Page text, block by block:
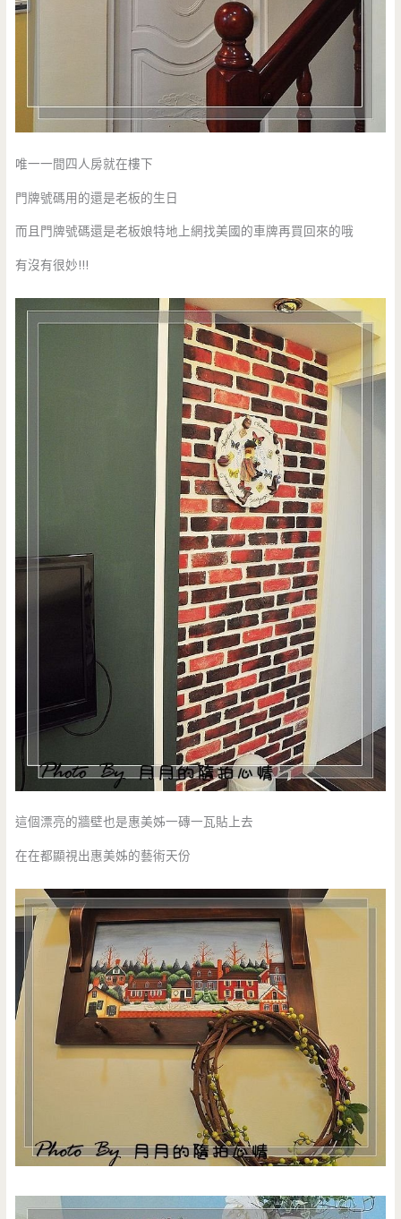
唯一一間四人房就在樓下
門牌號碼用的還是老板的生日
而且門牌號碼還是老板娘特地上網找美國的車牌再買回來的哦
有沒有很妙!!!
這個漂亮的牆壁也是惠美姊一磚一瓦貼上去
在在都顯視出惠美姊的藝術天份